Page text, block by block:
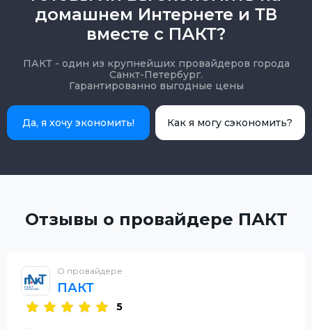
домашнем Интернете и ТВ
вместе с ПАКТ?
ПАКТ - один из крупнейших провайдеров города
Санкт-Петербург.
Гарантированно выгодные цены
Да, я хочу экономить! Как я могу сэкономить?
Отзывы о провайдере ПАКТ
О провайдере
ПАКТ
5